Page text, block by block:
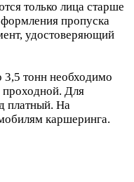
только лица старше
пропуска
удостоверяющий
тонн необходимо
проходной. Для
платный. На
каршеринга.